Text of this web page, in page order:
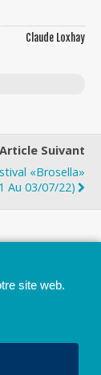
Claude Loxhay
Article Suivant
«Brosella»
Au 03/07/22)
site web.